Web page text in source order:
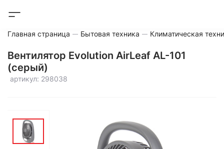
Главная страница Бытовая техника Климатическая
Вентилятор Evolution AirLeaf AL-101
(серый)
артикул: 298038